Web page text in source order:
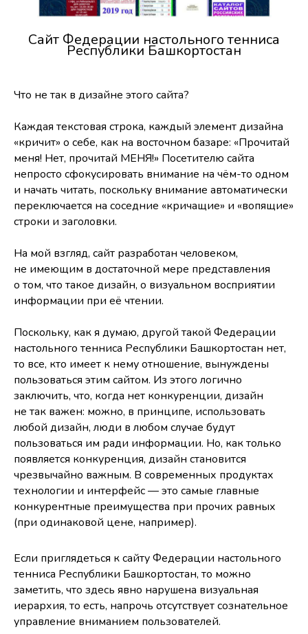
Сайт Федерации настольного тенниса
Республики Башкортостан
Что не так в дизайне этого сайта?
Каждая текстовая строка, каждый элемент дизайна
«кричит» о себе, как на восточном базаре: «Прочитай
меня! Нет, прочитай МЕНЯ!» Посетителю сайта
непросто сфокусировать внимание на чём-то одном
и начать читать, поскольку внимание автоматически
переключается на соседние «кричащие» и «вопящие»
строки и заголовки.
На мой взгляд, сайт разработан человеком,
не имеющим в достаточной мере представления
о том, что такое дизайн, о визуальном восприятии
информации при её чтении.
Поскольку, как я думаю, другой такой Федерации
настольного тенниса Республики Башкортостан нет,
то все, кто имеет к нему отношение, вынуждены
пользоваться этим сайтом. Из этого логично
заключить, что, когда нет конкуренции, дизайн
не так важен: можно, в принципе, использовать
любой дизайн, люди в любом случае будут
пользоваться им ради информации. Но, как только
появляется конкуренция, дизайн становится
чрезвычайно важным. В современных продуктах
технологии и интерфейс — это самые главные
конкурентные преимущества при прочих равных
(при одинаковой цене, например).
Если приглядеться к сайту Федерации настольного
тенниса Республики Башкортостан, то можно
заметить, что здесь явно нарушена визуальная
иерархия, то есть, напрочь отсутствует сознательное
управление вниманием пользователей.